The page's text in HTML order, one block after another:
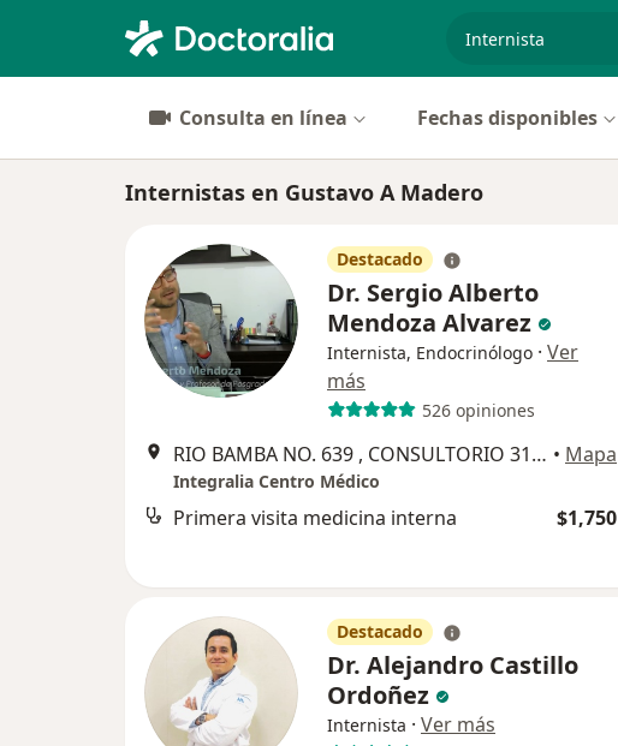
Consulta en línea Fechas disponibles
Internistas en Gustavo A Madero
Destacado
Dr. Sergio Alberto
Mendoza Alvarez
Internista, Endocrinólogo · Ver
más
526 opiniones
RIO BAMBA NO. 639 , CONSULTORIO 315 ( Dentro del Hospital Angeles Lindavista), Gustavo A Madero • Mapa
Integralia Centro Médico
Primera visita medicina interna $1,750
Destacado
Dr. Alejandro Castillo
Ordoñez
Internista · Ver más